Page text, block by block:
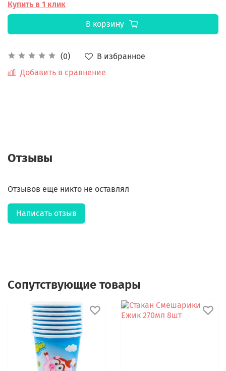
(0)
В избранное
Добавить в сравнение
Купить в 1 клик
В корзину
Отзывы
Отзывов еще никто не оставлял
Написать отзыв
Сопутствующие товары